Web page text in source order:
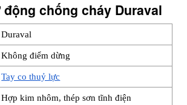
chống cháy Duraval
Duraval
Không điểm dừng
Tay co thuỷ lực
Hợp kim nhôm, thép sơn tĩnh điện